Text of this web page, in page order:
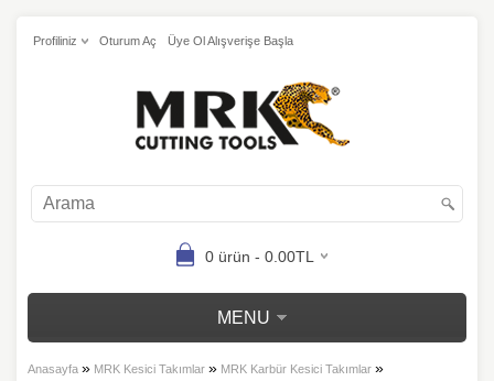
Profiliniz Oturum Aç Üye Ol Alışverişe Başla
0 ürün - 0.00TL
MENU
Anasayfa » MRK Kesici Takımlar » MRK Karbür Kesici Takımlar »